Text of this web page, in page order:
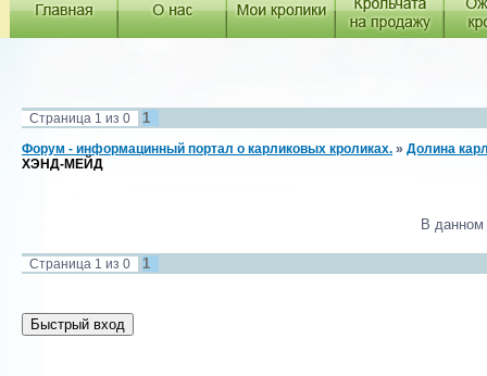
Страница 1 из 0 1
Форум - информацинный портал о карликовых кроликах. » Долина
ХЭНД-МЕЙД
В
Страница 1 из 0 1